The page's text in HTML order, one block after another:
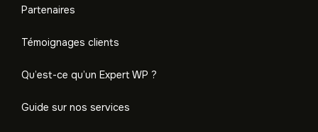
Partenaires
Témoignages clients
Qu’est-ce qu’un Expert WP ?
Guide sur nos services